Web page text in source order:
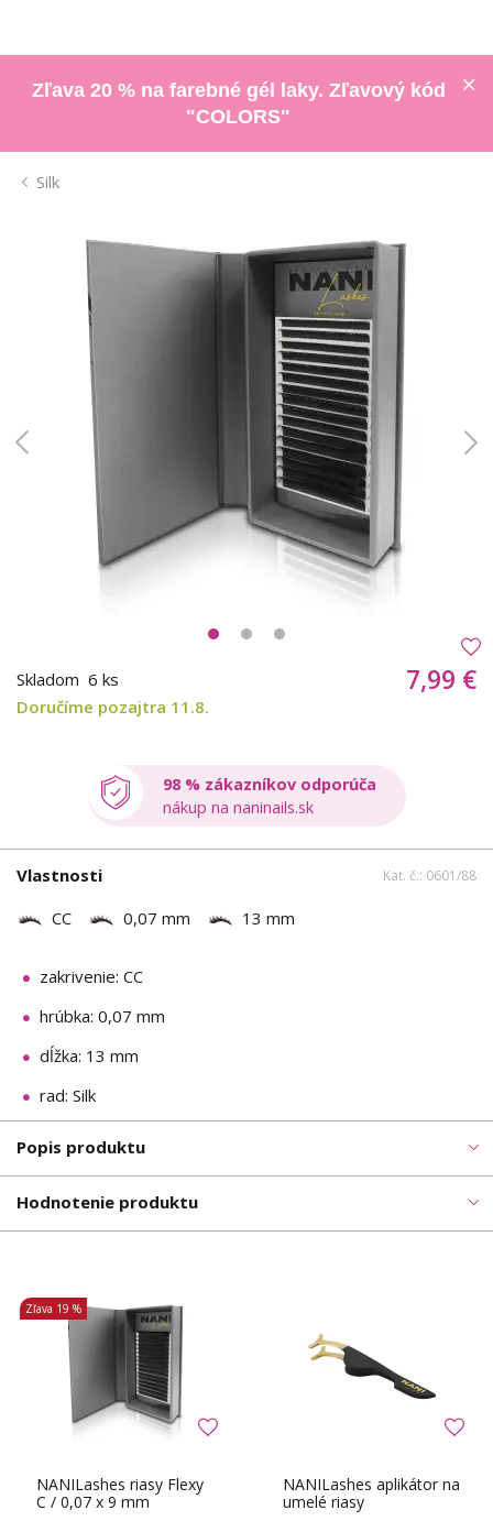
Zľava 20 % na farebné gél laky. Zľavový kód
"COLORS"
Silk
Skladom 6 ks
Doručíme pozajtra 11.8.
7,99 €
98 % zákazníkov odporúča
nákup na naninails.sk
Vlastnosti Kat. č.: 0601/88
CC 0,07 mm 13 mm
zakrivenie: CC
hrúbka: 0,07 mm
dĺžka: 13 mm
rad: Silk
Popis produktu
Hodnotenie produktu
NANILashes riasy Flexy
C / 0,07 x 9 mm
Zľava 19 %
NANILashes aplikátor na
umelé riasy